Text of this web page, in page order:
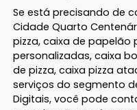
Se está precisando de
Cidade Quarto
pizza, caixa de papelão
personalizadas, caixa
de pizza, caixa pizza
serviços do segmento
Digitais, você pode